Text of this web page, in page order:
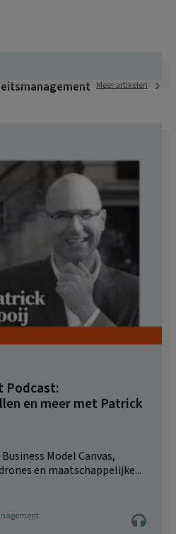
Meer artikelen
Podcast:
en meer met Patrick
Model Canvas,
en maatschappelijke...